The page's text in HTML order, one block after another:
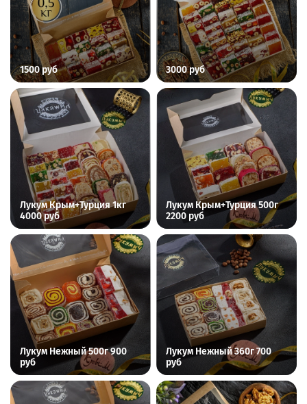
1500 руб 3000 руб
Лукум Крым+Турция 1кг
4000 руб
Лукум Крым+Турция 500г
2200 руб
Лукум Нежный 500г 900
руб
Лукум Нежный 360г 700
руб